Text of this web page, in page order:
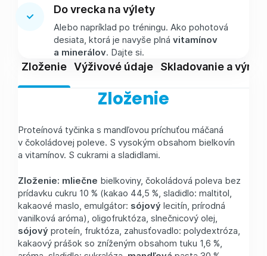
Do vrecka na výlety
Alebo napríklad po tréningu. Ako pohotová
desiata, ktorá je navyše plná vitamínov
a minerálov. Dajte si.
Zloženie Výživové údaje Skladovanie a
Zloženie
Proteínová tyčinka s mandľovou príchuťou máčaná
v čokoládovej poleve. S vysokým obsahom bielkovín
a vitamínov. S cukrami a sladidlami.
Zloženie: mliečne bielkoviny, čokoládová poleva bez
prídavku cukru 10 % (kakao 44,5 %, sladidlo: maltitol,
kakaové maslo, emulgátor: sójový lecitín, prírodná
vanilková aróma), oligofruktóza, slnečnicový olej,
sójový proteín, fruktóza, zahusťovadlo: polydextróza,
kakaový prášok so zníženým obsahom tuku 1,6 %,